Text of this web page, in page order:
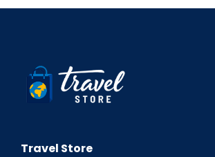
Travel Store